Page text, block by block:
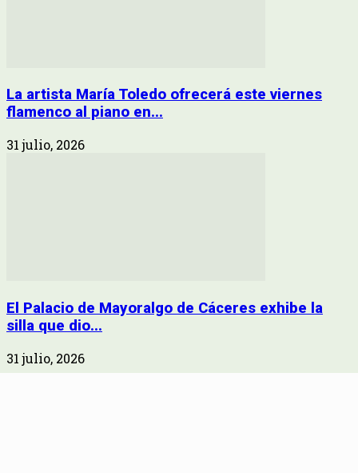
La artista María Toledo ofrecerá este viernes
flamenco al piano en...
31 julio, 2026
El Palacio de Mayoralgo de Cáceres exhibe la
silla que dio...
31 julio, 2026